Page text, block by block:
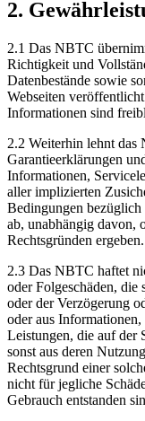
2.
2.1 Das NBTC
Richtigkeit und
Datenbestände sowie
Webseiten
Informationen sind
2.2 Weiterhin lehnt das
Garantieerklärungen
Informationen,
aller implizierten
Bedingungen
ab, unabhängig davon,
Rechtsgründen ergeben.
2.3 Das NBTC haftet
oder Folgeschäden, die
oder der Verzögerung
oder aus
Leistungen, die auf der
sonst aus deren
Rechtsgrund einer
nicht für jegliche
Gebrauch entstanden